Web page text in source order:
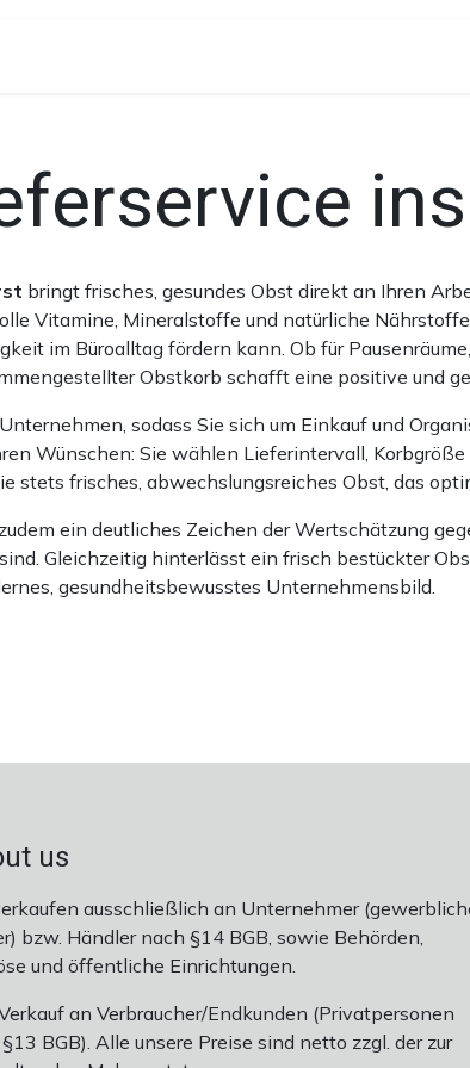
bringt frisches, gesundes Obst direkt an Ihren
Vitamine, Mineralstoffe und natürliche
im Büroalltag fördern kann. Ob für
Obstkorb schafft eine positive und
sodass Sie sich um Einkauf und
Wünschen: Sie wählen Lieferintervall,
stets frisches, abwechslungsreiches Obst, das
ein deutliches Zeichen der Wertschätzung
Gleichzeitig hinterlässt ein frisch bestückter
gesundheitsbewusstes Unternehmensbild.
us
ausschließlich an Unternehmer
bzw. Händler nach §14 BGB, sowie Behörden,
und öffentliche Einrichtungen.
an Verbraucher/Endkunden (Privatpersonen
BGB). Alle unsere Preise sind netto zzgl. der zur